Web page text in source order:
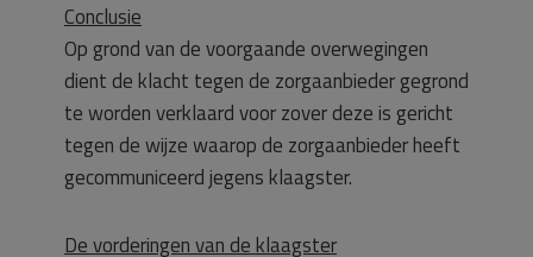
Conclusie
Op grond van de voorgaande overwegingen
dient de klacht tegen de zorgaanbieder gegrond
te worden verklaard voor zover deze is gericht
tegen de wijze waarop de zorgaanbieder heeft
gecommuniceerd jegens klaagster.
De vorderingen van de klaagster